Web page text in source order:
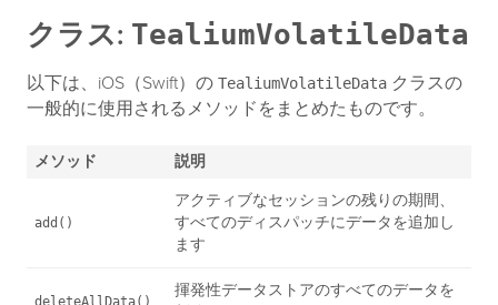
クラス: TealiumVolatileData
以下は、iOS（Swift）の TealiumVolatileData クラスの
一般的に使用されるメソッドをまとめたものです。
メソッド 説明
add()
アクティブなセッションの残りの期間、
すべてのディスパッチにデータを追加し
ます
deleteAllData()
揮発性データストアのすべてのデータを